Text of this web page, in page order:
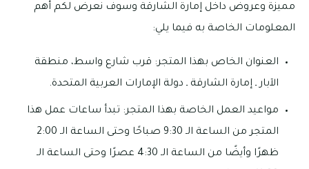
مميزة وعروض داخل إمارة الشارقة وسوف نعرض لكم أهم
المعلومات الخاصة به فيما يلي:
العنوان الخاص بهذا المتجر: قرب شارع واسط، منطقة
الآبار ـ إمارة الشارقة ـ دولة الإمارات العربية المتحدة.
مواعيد العمل الخاصة بهذا المتجر: تبدأ ساعات عمل هذا
المتجر من الساعة الـ 9:30 صباحًا وحتى الساعة الـ 2:00
ظهرًا وأيضًا من الساعة الـ 4:30 عصرًا وحتى الساعة الـ